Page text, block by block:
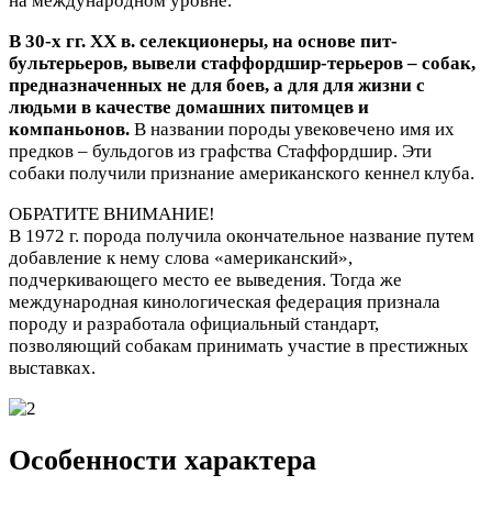
В 30-х гг. XX в. селекционеры, на основе пит-
бультерьеров, вывели стаффордшир-терьеров – собак,
предназначенных не для боев, а для для жизни с
людьми в качестве домашних питомцев и
компаньонов. В названии породы увековечено имя их
предков – бульдогов из графства Стаффордшир. Эти
собаки получили признание американского кеннел клуба.
ОБРАТИТЕ ВНИМАНИЕ!
В 1972 г. порода получила окончательное название путем
добавление к нему слова «американский»,
подчеркивающего место ее выведения. Тогда же
международная кинологическая федерация признала
породу и разработала официальный стандарт,
позволяющий собакам принимать участие в престижных
выставках.
Особенности характера